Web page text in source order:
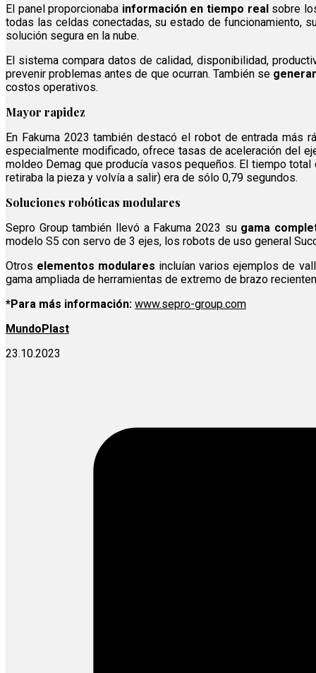
El panel proporcionaba información en tiempo real sobre
todas las celdas conectadas, su estado de funcionamiento,
solución segura en la nube.
El sistema compara datos de calidad, disponibilidad,
prevenir problemas antes de que ocurran. También se
costos operativos.
Mayor rapidez
En Fakuma 2023 también destacó el robot de entrada más
especialmente modificado, ofrece tasas de aceleración del
moldeo Demag que producía vasos pequeños. El tiempo
retiraba la pieza y volvía a salir) era de sólo 0,79 segundos.
Soluciones robóticas modulares
Sepro Group también llevó a Fakuma 2023 sugama
modelo S5 con servo de 3 ejes, los robots de uso general
Otros elementos modulares incluían varios ejemplos de
gama ampliada de herramientas de extremo de brazo
*Para más información: www.sepro-group.com
MundoPlast
23.10.2023